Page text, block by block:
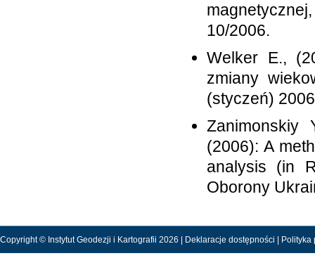
10/2006.
Welker E.,
zmiany
(styczeń)
Zanimonskiy
(2006): A
analysis (in
Oborony
Copyright © Instytut Geodezji i Kartografii 2026 | Deklaracje dostępności Polityka